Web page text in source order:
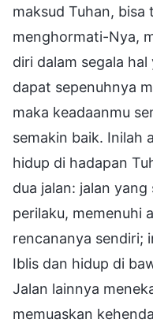
maksud Tuhan,
menghormati-Nya,
diri dalam segala
dapat sepenuhnya
maka keadaanmu
semakin baik. Inilah
hidup di hadapan
dua jalan: jalan
perilaku, memenuhi
rencananya sendiri;
Iblis dan hidup di
Jalan lainnya
memuaskan